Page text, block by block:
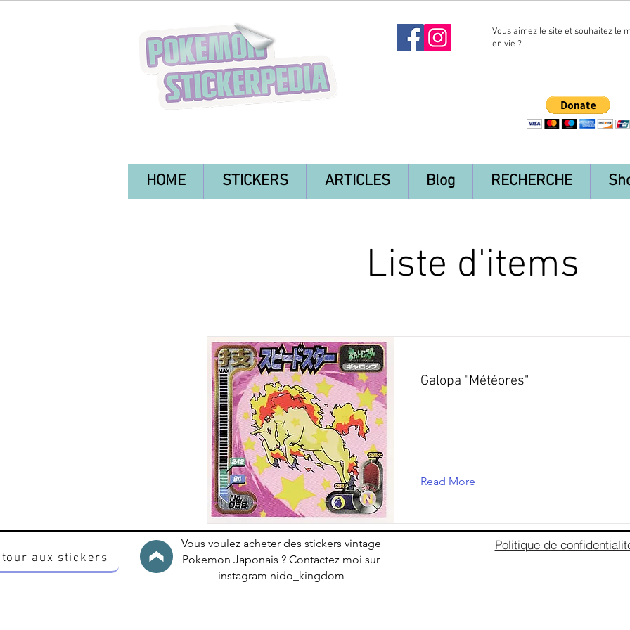
Vous aimez le site et souhaitez le
en vie ?
HOME STICKERS ARTICLES Blog RECHERCHE
Liste d'items
Galopa "Météores"
Read More
aux stickers
Vous voulez acheter des stickers vintage
Pokemon Japonais ? Contactez moi sur
instagram nido_kingdom
Politique de